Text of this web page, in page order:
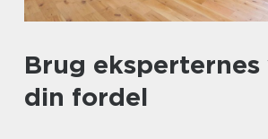
Brug
din fordel